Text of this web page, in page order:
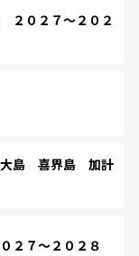
０２７～２０２
島 喜界島 加計
７～２０２８